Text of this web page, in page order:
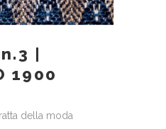
|
1900
della moda